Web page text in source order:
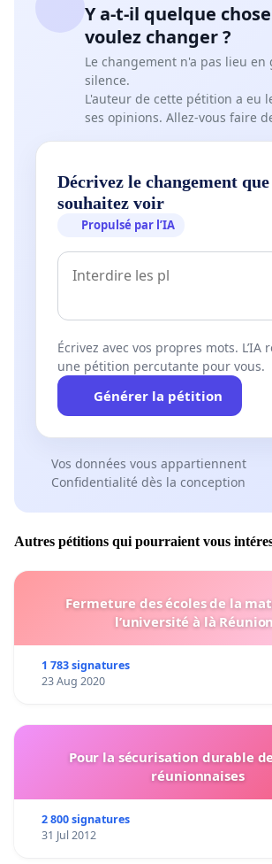
Y a-t-il quelque
voulez changer ?
Le changement n'a pas lieu en
silence.
L'auteur de cette pétition a eu
ses opinions. Allez-vous faire
Décrivez le changement
souhaitez voir
Propulsé par l’IA
Écrivez avec vos propres mots. L’IA
une pétition percutante pour vous.
Générer la pétition
Vos données vous appartiennent
Confidentialité dès la conception
Autres pétitions qui pourraient vous
Fermeture des écoles de la
1 783 signatures
23 Aug 2020
Pour la sécurisation durable
réunionnaises
2 800 signatures
31 Jul 2012